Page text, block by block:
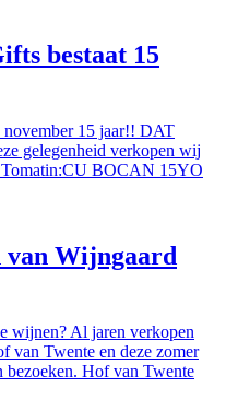
bestaat 15
15 jaar!! DAT
gelegenheid verkopen wij
BOCAN 15YO
van Wijngaard
wijnen? Al jaren verkopen
van Twente en deze zomer
bezoeken. Hof van Twente